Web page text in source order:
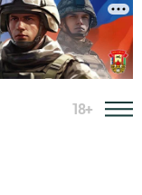
18+